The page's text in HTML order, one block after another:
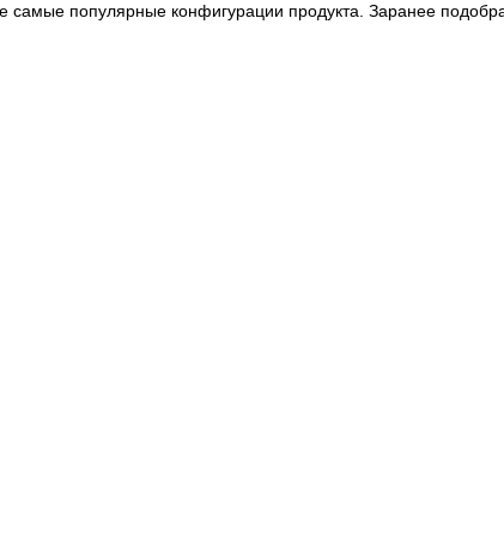
самые популярные конфигурации продукта. Заранее